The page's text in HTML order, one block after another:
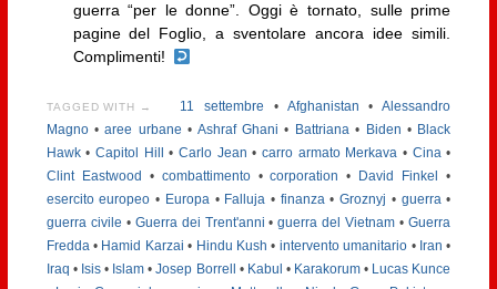
guerra “per le donne”. Oggi è tornato, sulle prime
pagine del Foglio, a sventolare ancora idee simili.
Complimenti!
TAGGED WITH → 11 settembre • Afghanistan •Alessandro
Magno•aree urbane • Ashraf Ghani • Battriana• Biden • Black
Hawk•Capitol Hill •Carlo Jean •carro armato Merkava • Cina•
Clint Eastwood
• combattimento•corporation • David Finkel
•
esercito europeo • Europa• Falluja • finanza•Groznyj • guerra•
guerra civile • Guerra dei Trent'anni •guerra del Vietnam •Guerra
Fredda• Hamid Karzai • Hindu Kush • intervento umanitario • Iran •
Iraq • Isis• Islam •Josep Borrell • Kabul • Karakorum • Lucas Kunce